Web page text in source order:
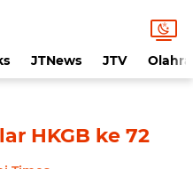
JTNews JTV
HKGB ke 72